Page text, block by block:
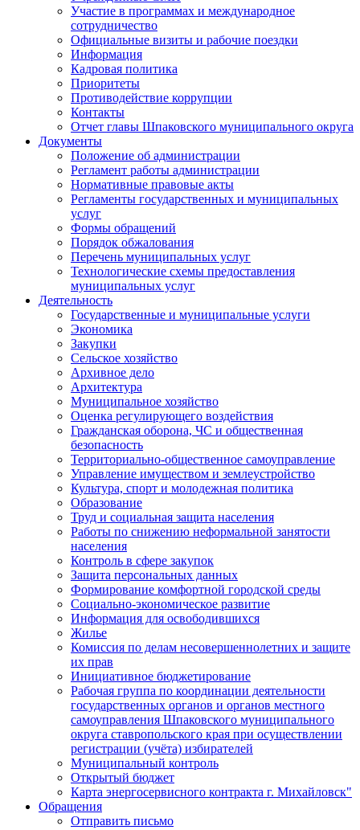
Участие в программах и международное
сотрудничество
Официальные визиты и рабочие поездки
Информация
Кадровая политика
Приоритеты
Противодействие коррупции
Контакты
Отчет главы Шпаковского муниципального округа
Документы
Положение об администрации
Регламент работы администрации
Нормативные правовые акты
Регламенты государственных и муниципальных
услуг
Формы обращений
Порядок обжалования
Перечень муниципальных услуг
Технологические схемы предоставления
муниципальных услуг
Деятельность
Государственные и муниципальные услуги
Экономика
Закупки
Сельское хозяйство
Архивное дело
Архитектура
Муниципальное хозяйство
Оценка регулирующего воздействия
Гражданская оборона, ЧС и общественная
безопасность
Территориально-общественное самоуправление
Управление имуществом и землеустройство
Культура, спорт и молодежная политика
Образование
Труд и социальная защита населения
Работы по снижению неформальной занятости
населения
Контроль в сфере закупок
Защита персональных данных
Формирование комфортной городской среды
Социально-экономическое развитие
Информация для освободившихся
Жилье
Комиссия по делам несовершеннолетних и защите
их прав
Инициативное бюджетирование
Рабочая группа по координации деятельности
государственных органов и органов местного
самоуправления Шпаковского муниципального
округа ставропольского края при осуществлении
регистрации (учёта) избирателей
Муниципальный контроль
Открытый бюджет
Карта энергосервисного контракта г. Михайловск"
Обращения
Отправить письмо